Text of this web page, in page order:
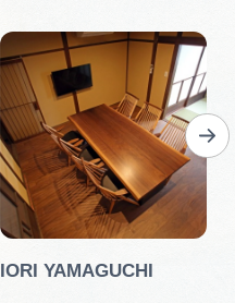
IORI YAMAGUCHI